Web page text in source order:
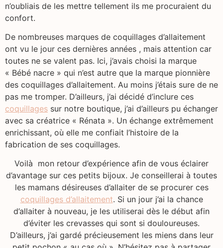
n’oubliais de les mettre tellement ils me procuraient du
confort.
De nombreuses marques de coquillages d’allaitement
ont vu le jour ces dernières années , mais attention car
toutes ne se valent pas. Ici, j’avais choisi la marque
« Bébé nacre » qui n’est autre que la marque pionnière
des coquillages d’allaitement. Au moins j’étais sure de ne
pas me tromper. D’ailleurs, j’ai décidé d’inclure ces
coquillages sur notre boutique, j’ai d’ailleurs pu échanger
avec sa créatrice « Rénata ». Un échange extrêmement
enrichissant, où elle me confiait l’histoire de la
fabrication de ses coquillages.
Voilà mon retour d’expérience afin de vous éclairer
d’avantage sur ces petits bijoux. Je conseillerai à toutes
les mamans désireuses d’allaiter de se procurer ces
coquillages d’allaitement. Si un jour j’ai la chance
d’allaiter à nouveau, je les utiliserai dès le début afin
d’éviter les crevasses qui sont si douloureuses.
D’ailleurs, j’ai gardé précieusement les miens dans leur